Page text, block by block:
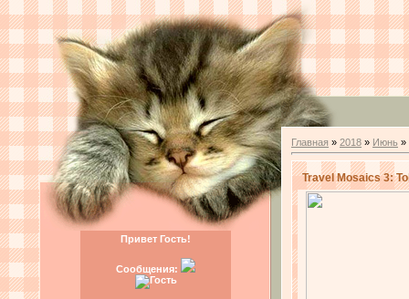
Привет Гость!
Сообщения:
Главная » 2018 » Июнь »
Travel Mosaics 3: